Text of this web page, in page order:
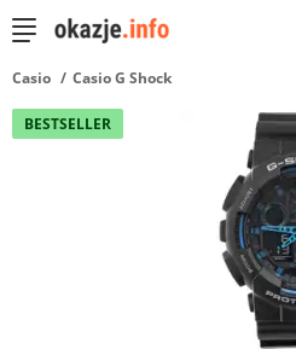
Casio Casio G Shock
BESTSELLER